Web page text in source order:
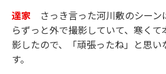
達家 さっき言った河川敷のシーン
らずっと外で撮影していて、寒く
影したので、「頑張ったね」と思
す。